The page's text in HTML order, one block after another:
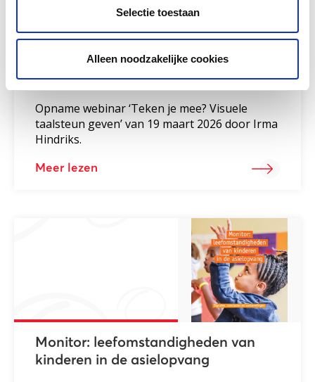
Selectie toestaan
Alleen noodzakelijke cookies
Webinar ‘Teken je mee? Visuele
taalsteun geven’
Opname webinar ‘Teken je mee? Visuele
taalsteun geven’ van 19 maart 2026 door Irma
Hindriks.
Meer lezen
Monitor: leefomstandigheden van
kinderen in de asielopvang